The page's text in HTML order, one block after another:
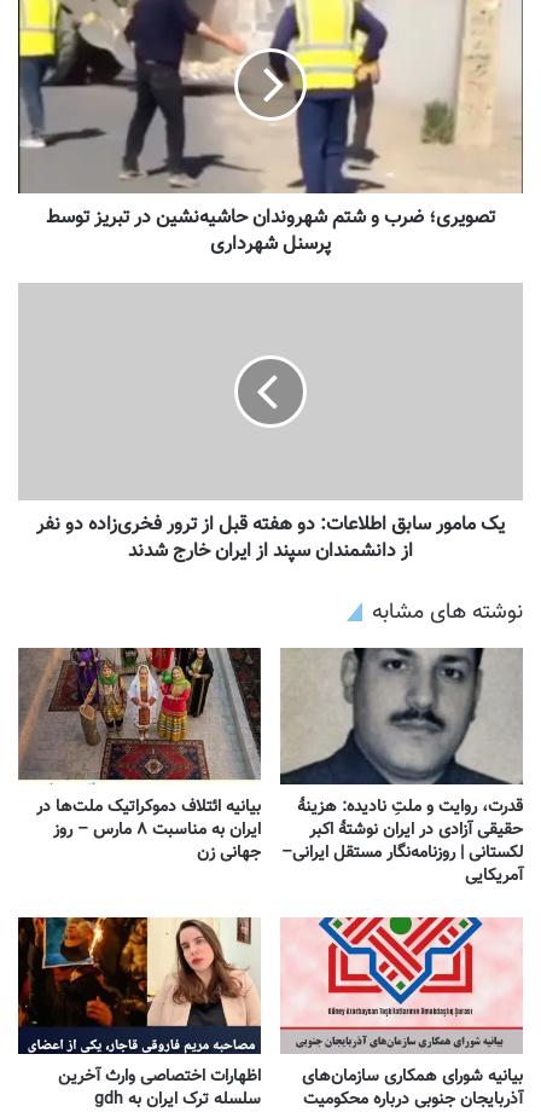
تصویری؛ ضرب و شتم شهروندان حاشیه‌نشین در تبریز توسط
پرسنل شهرداری
یک مامور سابق اطلاعات: دو هفته قبل از ترور فخری‌زاده دو نفر
از دانشمندان سپند از ایران خارج شدند
نوشته های مشابه
قدرت، روایت و ملتِ نادیده: هزینهٔ
حقیقی آزادی در ایران نوشتهٔ اکبر
لکستانی | روزنامه‌نگار مستقل ایرانی–
آمریکایی
بیانیه ائتلاف دموکراتیک ملت‌ها در
ایران به مناسبت ۸ مارس – روز
جهانی زن
بیانیه شورای همکاری سازمان‌های
آذربایجان جنوبی درباره محکومیت
اظهارات اختصاصی وارث آخرین
سلسله ترک ایران به gdh